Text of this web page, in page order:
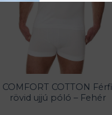
COMFORT COTTON Férfi
rövid ujjú póló – Fehér